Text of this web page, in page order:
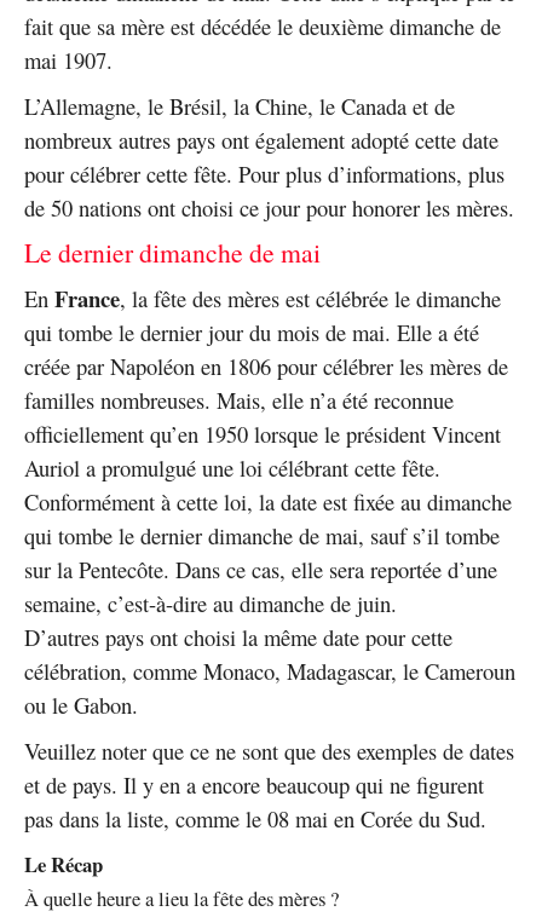
fait que sa mère est décédée le deuxième dimanche de
mai 1907.
L’Allemagne, le Brésil, la Chine, le Canada et de
nombreux autres pays ont également adopté cette date
pour célébrer cette fête. Pour plus d’informations, plus
de 50 nations ont choisi ce jour pour honorer les mères.
Le dernier dimanche de mai
En France, la fête des mères est célébrée le dimanche
qui tombe le dernier jour du mois de mai. Elle a été
créée par Napoléon en 1806 pour célébrer les mères de
familles nombreuses. Mais, elle n’a été reconnue
officiellement qu’en 1950 lorsque le président Vincent
Auriol a promulgué une loi célébrant cette fête.
Conformément à cette loi, la date est fixée au dimanche
qui tombe le dernier dimanche de mai, sauf s’il tombe
sur la Pentecôte. Dans ce cas, elle sera reportée d’une
semaine, c’est-à-dire au dimanche de juin.
D’autres pays ont choisi la même date pour cette
célébration, comme Monaco, Madagascar, le Cameroun
ou le Gabon.
Veuillez noter que ce ne sont que des exemples de dates
et de pays. Il y en a encore beaucoup qui ne figurent
pas dans la liste, comme le 08 mai en Corée du Sud.
Le Récap
À quelle heure a lieu la fête des mères ?